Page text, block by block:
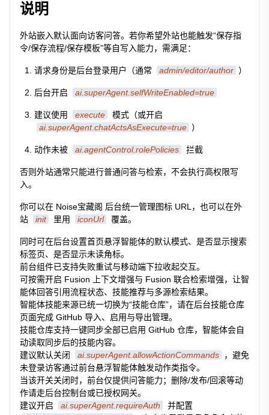
说明
外站嵌入默认面向访客问答。若你希望外站也能触发“保存指
令/保存流程/保存模板”等自写入能力，需满足：
请求身份是后台登录用户（通常 admin/editor/author ）
后台开启 ai.superAgent.selfWriteEnabled=true
建议使用 execute
模式（或开启
ai.superAgent.chatActsAsExecute=true ）
动作未被 ai.agentControl.rolePolicies 拦截
否则外站通常只能进行普通问答与检索，不会执行高权限写
入。
你可以在 Noise宝藏阁 后台统一管理图标 URL，也可以在外
站
init 里用 iconUrl 覆盖。
同时可在后台设置首页悬浮智能体的默认模式、是否显示搜索
标签页、是否显示未读角标。
前台组件已支持失败重试与移动端下拉收起交互。
可按需开启 Fusion 上下文增强与 Fusion 联合检索增强，让智
能体回答引用流程状态、技能推荐与多源检索结果。
智能体技能来源已统一切换为“技能仓库”，请在后台技能仓库
页面完成 GitHub 导入、启用与导出管理。
技能仓库支持一键同步全部已启用 GitHub 仓库，智能体会自
动读取同步后的技能内容。
建议默认关闭
ai.superAgent.allowActionCommands
，避免
未登录访客通过前台悬浮智能体触发动作类指令。
当该开关关闭时，前台仅提供问答能力；删除/发布/回滚等动
作请走后台控制台或已授权网关。
建议开启
ai.superAgent.requireAuth
并配置